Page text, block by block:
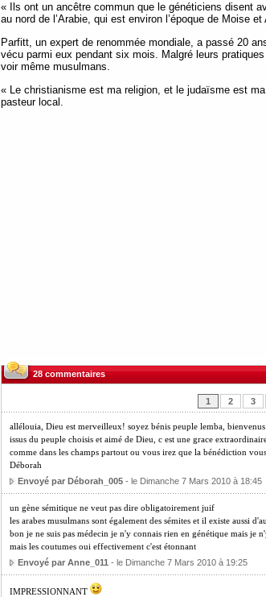
« Ils ont un ancêtre commun que le généticiens disent
au nord de l’Arabie, qui est environ l’époque de Moise
Parfitt, un expert de renommée mondiale, a passé 20
vécu parmi eux pendant six mois. Malgré leurs
voir même musulmans.
« Le christianisme est ma religion, et le judaïsme est
pasteur local.
28 commentaires
1 2 3
allélouia, Dieu est merveilleux! soyez bénis peuple lemba,
issus du peuple choisis et aimé de Dieu, c est une grace
comme dans les champs partout ou vous irez que la bénédiction
Déborah
Envoyé par Déborah_005- le Dimanche 7 Mars 2010 à 18:45
un gène sémitique ne veut pas dire obligatoirement juif
les arabes musulmans sont également des sémites et il existe aussi
bon je ne suis pas médecin je n'y connais rien en génétique mais je
mais les coutumes oui effectivement c'est étonnant
Envoyé par Anne_011 - le Dimanche 7 Mars 2010 à 19:25
IMPRESSIONNANT